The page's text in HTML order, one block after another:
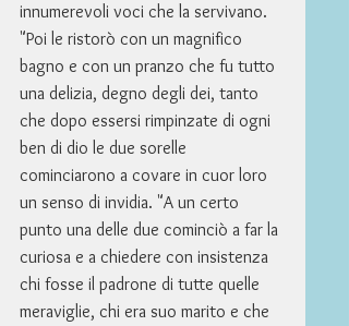
innumerevoli voci che la servivano.
"Poi le ristorò con un magnifico
bagno e con un pranzo che fu tutto
una delizia, degno degli dei, tanto
che dopo essersi rimpinzate di ogni
ben di dio le due sorelle
cominciarono a covare in cuor loro
un senso di invidia. "A un certo
punto una delle due cominciò a far la
curiosa e a chiedere con insistenza
chi fosse il padrone di tutte quelle
meraviglie, chi era suo marito e che